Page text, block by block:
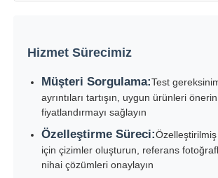
Hizmet Sürecimiz
Müşteri Sorgulama:Test
ayrıntıları tartışın, uygun ürünleri
fiyatlandırmayı sağlayın
Özelleştirme Süreci:
için çizimler oluşturun, referans
nihai çözümleri onaylayın